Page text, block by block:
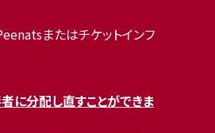
またはチケットインフ
に分配し直すことができま